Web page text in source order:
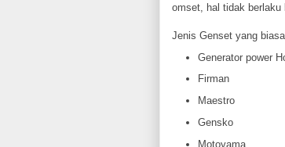
omset, hal tidak berlaku
Jenis Genset yang
Generator power
Firman
Maestro
Gensko
Motoyama